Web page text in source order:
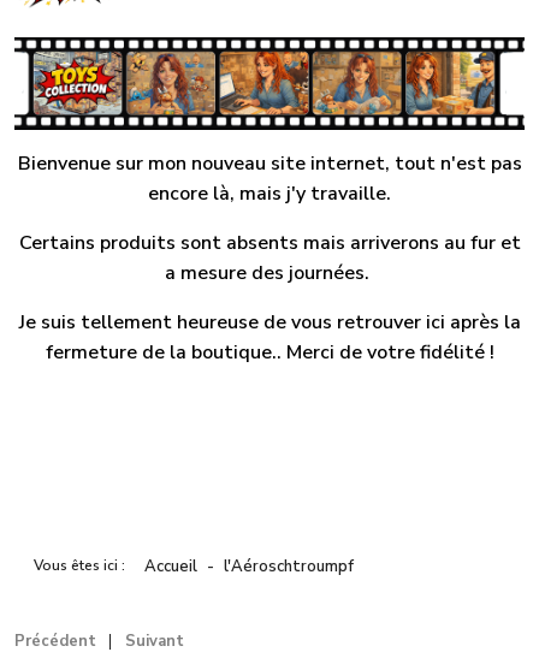
Bienvenue sur mon nouveau site internet, tout n'est pas
encore là, mais j'y travaille.
Certains produits sont absents mais arriverons au fur et
a mesure des journées.
Je suis tellement heureuse de vous retrouver ici après la
fermeture de la boutique.. Merci de votre fidélité !
Vous êtes ici : Accueil l'Aéroschtroumpf
Précédent Suivant